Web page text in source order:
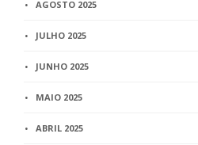
AGOSTO 2025
JULHO 2025
JUNHO 2025
MAIO 2025
ABRIL 2025